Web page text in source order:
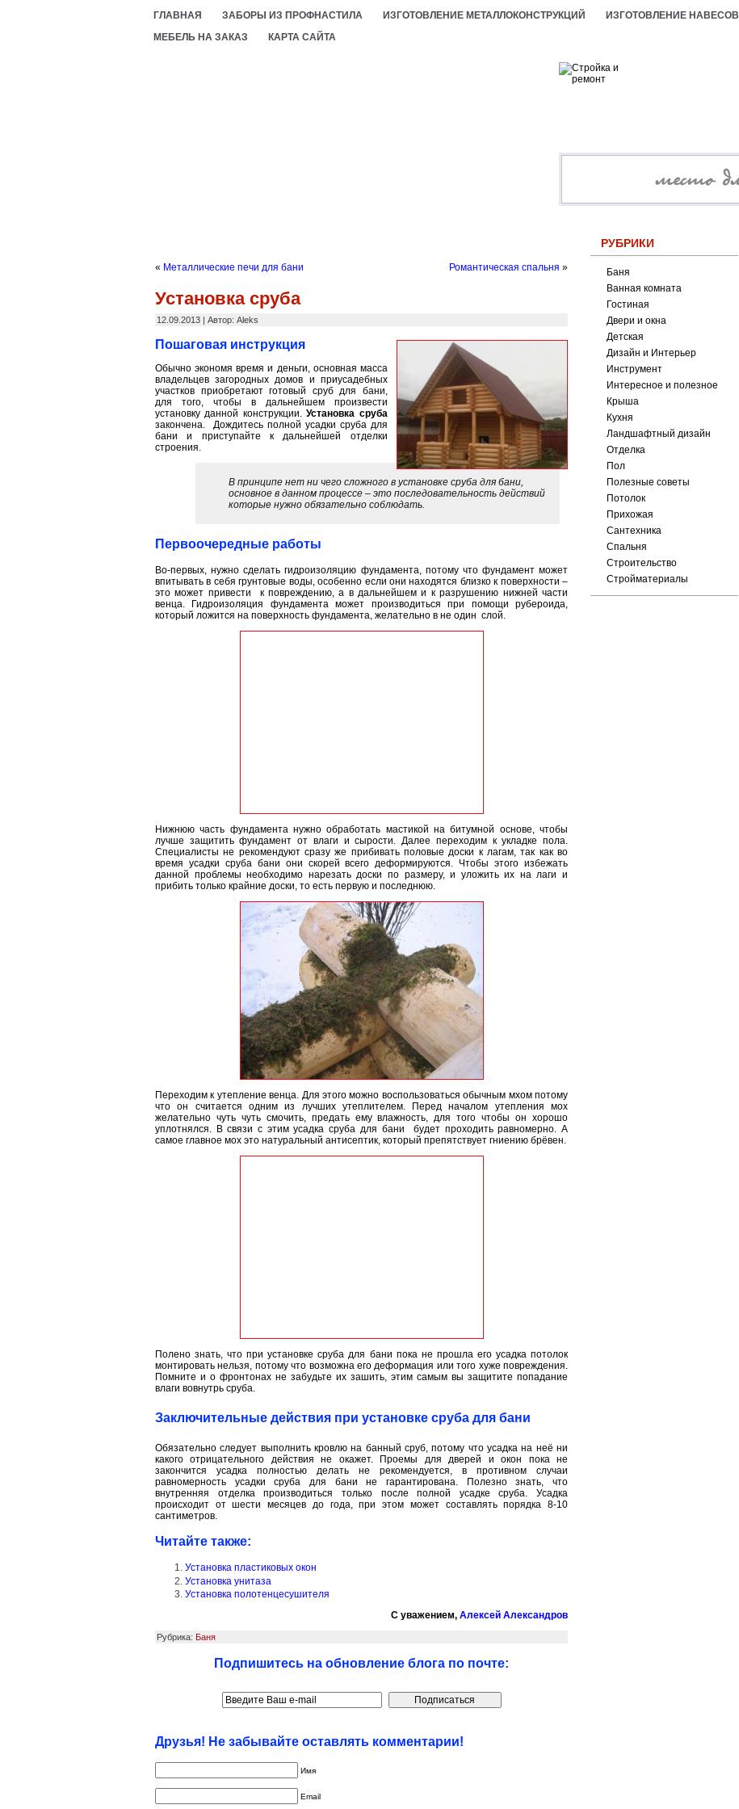
ГЛАВНАЯ ЗАБОРЫ ИЗ ПРОФНАСТИЛА ИЗГОТОВЛЕНИЕ МЕТАЛЛОКОНСТРУКЦИЙ ИЗГОТОВЛЕНИЕ НАВЕСОВ
МЕБЕЛЬ НА ЗАКАЗ
КАРТА САЙТА
« Металлические печи для бани Романтическая спальня »
Установка сруба
12.09.2013 | Автор: Aleks
Пошаговая инструкция
Обычно экономя время и деньги, основная масса
владельцев загородных домов и приусадебных
участков приобретают готовый сруб для бани,
для того, чтобы в дальнейшем произвести
установку данной конструкции.Установка сруба
закончена. Дождитесь полной усадки сруба для
бани и приступайте к дальнейшей отделки
строения.
В принципе нет ни чего сложного в установке сруба для бани,
основное в данном процессе – это последовательность действий
которые нужно обязательно соблюдать.
Первоочередные работы
Во-первых, нужно сделать гидроизоляцию фундамента, потому что фундамент может
впитывать в себя грунтовые воды, особенно если они находятся близко к поверхности –
это может привести к повреждению, а в дальнейшем и к разрушению нижней части
венца. Гидроизоляция фундамента может производиться при помощи рубероида,
который ложится на поверхность фундамента, желательно в не один слой.
Нижнюю часть фундамента нужно обработать мастикой на битумной основе, чтобы
лучше защитить фундамент от влаги и сырости. Далее переходим к укладке пола.
Специалисты не рекомендуют сразу же прибивать половые доски к лагам, так как во
время усадки сруба бани они скорей всего деформируются. Чтобы этого избежать
данной проблемы необходимо нарезать доски по размеру, и уложить их на лаги и
прибить только крайние доски, то есть первую и последнюю.
Переходим к утепление венца. Для этого можно воспользоваться обычным мхом потому
что он считается одним из лучших утеплителем. Перед началом утепления мох
желательно чуть чуть смочить, предать ему влажность, для того чтобы он хорошо
уплотнялся. В связи с этим усадка сруба для бани будет проходить равномерно. А
самое главное мох это натуральный антисептик, который препятствует гниению брёвен.
Полено знать, что при установке сруба для бани пока не прошла его усадка потолок
монтировать нельзя, потому что возможна его деформация или того хуже повреждения.
Помните и о фронтонах не забудьте их зашить, этим самым вы защитите попадание
влаги вовнутрь сруба.
Заключительные действия при установке сруба для бани
Обязательно следует выполнить кровлю на банный сруб, потому что усадка на неё ни
какого отрицательного действия не окажет. Проемы для дверей и окон пока не
закончится усадка полностью делать не рекомендуется, в противном случаи
равномерность усадки сруба для бани не гарантирована. Полезно знать, что
внутренняя отделка производиться только после полной усадке сруба. Усадка
происходит от шести месяцев до года, при этом может составлять порядка 8-10
сантиметров.
Читайте также:
Установка пластиковых окон
Установка унитаза
Установка полотенцесушителя
С уважением, Алексей Александров
Рубрика: Баня
Подпишитесь на обновление блога по почте:
Друзья! Не забывайте оставлять комментарии!
Имя
Email
РУБРИКИ
Баня
Ванная комната
Гостиная
Двери и окна
Детская
Дизайн и Интерьер
Инструмент
Интересное и полезное
Крыша
Кухня
Ландшафтный дизайн
Отделка
Пол
Полезные советы
Потолок
Прихожая
Сантехника
Спальня
Строительство
Стройматериалы